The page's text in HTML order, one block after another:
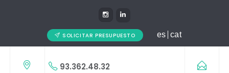
SOLICITAR PRESUPUESTO es cat
93.362.48.32